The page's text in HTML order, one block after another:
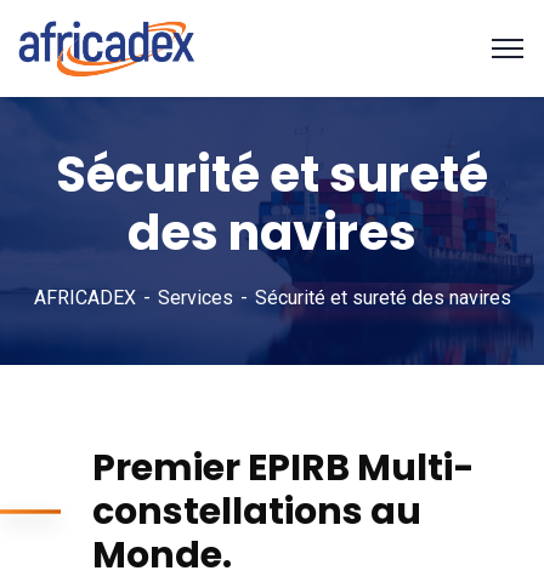
Sécurité et sureté
des navires
AFRICADEX Services Sécurité et sureté des navires
Premier EPIRB Multi-
constellations au
Monde.